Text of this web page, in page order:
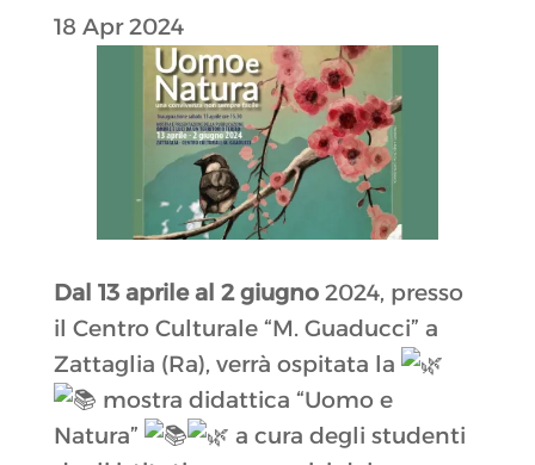
18 Apr 2024
Dal 13 aprile al 2 giugno2024, presso
il Centro Culturale “M. Guaducci” a
Zattaglia (Ra), verrà ospitata la
mostra didattica “Uomo e
Natura”
a cura degli studenti